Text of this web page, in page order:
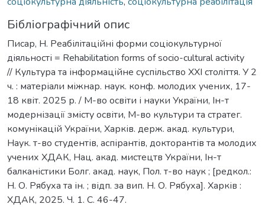
Бібліографічний опис
Писар, Н. Реабілітаційні форми соціокультурної
діяльності = Rehabilitation forms of socio-cultural activity
// Культура та інформаційне суспільство ХХІ століття. У 2
ч. : матеріали міжнар. наук. конф. молодих учених, 17-
18 квіт. 2025 р. / М-во освіти і науки України, Ін-т
модернізації змісту освіти, М-во культури та стратег.
комунікацій України, Харків. держ. акад. культури,
Наук. т-во студентів, аспірантів, докторантів та молодих
учених ХДАК, Нац. акад. мистецтв України, Ін-т
балканістики Болг. акад. наук, Пол. т-во наук ; [редкол.:
Н. О. Рябуха та ін. ; відп. за вип. Н. О. Рябуха]. Харків :
ХДАК, 2025. Ч. 1. С. 46-47.